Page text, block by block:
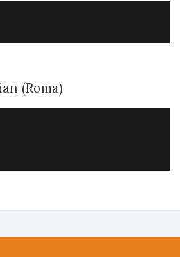
(Roma)